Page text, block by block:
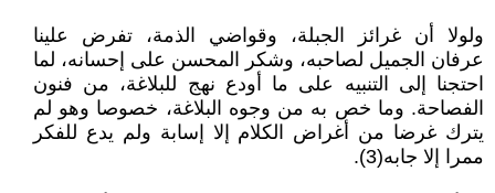
ولولا أن غرائز الجبلة، وقواضي الذمة، تفرض علينا
عرفان الجميل لصاحبه، وشكر المحسن على إحسانه، لما
احتجنا إلى التنبيه على ما أودع نهج للبلاغة، من فنون
الفصاحة. وما خص به من وجوه البلاغة، خصوصا وهو لم
يترك غرضا من أغراض الكلام إلا إسابة ولم يدع للفكر
ممرا إلا جابه(3).